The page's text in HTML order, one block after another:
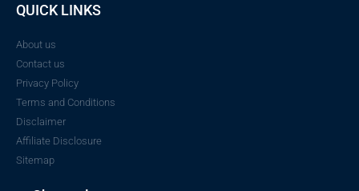
QUICK LINKS
About us
Contact us
Privacy Policy
Terms and Conditions
Disclaimer
Affiliate Disclosure
Sitemap